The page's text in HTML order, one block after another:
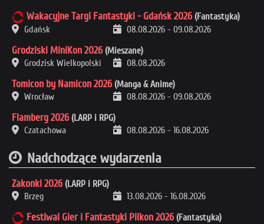
Wakacyjne Targi Fantastyki - Gdańsk 2026 (Fantastyka)
Gdańsk
08.08.2026 - 09.08.2026
Grodziski MiniKon 2026 (Mieszane)
Grodzisk Wielkopolski
08.08.2026
Tomicon by Namicon 2026 (Manga & Anime)
Wrocław
08.08.2026 - 09.08.2026
Flamberg 2026 (LARP i RPG)
Czatachowa
08.08.2026 - 16.08.2026
Nadchodzące wydarzenia
Zakonki 2026 (LARP i RPG)
Brzeg
13.08.2026 - 16.08.2026
Festiwal Gier i Fantastyki Pilkon 2026 (Fantastyka)